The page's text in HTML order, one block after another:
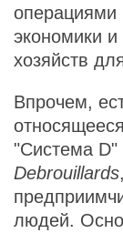
операциями
экономики
хозяйств
Впрочем,
"Система D"
Debrouillards
людей.